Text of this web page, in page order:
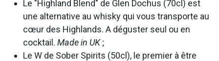
Le "Highland Blend" de Glen Dochus (70cl) est
une alternative au whisky qui vous transporte au
cœur des Highlands. A déguster seul ou en
cocktail. Made in UK;
Le W de Sober Spirits (50cl), le premier à être